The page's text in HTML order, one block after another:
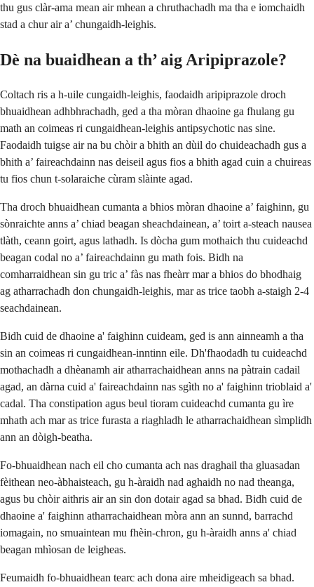
thu gus clàr-ama mean air mhean a chruthachadh ma tha e iomchaidh
stad a chur air a’ chungaidh-leighis.
Dè na buaidhean a th’ aig Aripiprazole?
Coltach ris a h-uile cungaidh-leighis, faodaidh aripiprazole droch
bhuaidhean adhbhrachadh, ged a tha mòran dhaoine ga fhulang gu
math an coimeas ri cungaidhean-leighis antipsychotic nas sine.
Faodaidh tuigse air na bu chòir a bhith an dùil do chuideachadh gus a
bhith a’ faireachdainn nas deiseil agus fios a bhith agad cuin a chuireas
tu fios chun t-solaraiche cùram slàinte agad.
Tha droch bhuaidhean cumanta a bhios mòran dhaoine a’ faighinn, gu
sònraichte anns a’ chiad beagan sheachdainean, a’ toirt a-steach nausea
tlàth, ceann goirt, agus lathadh. Is dòcha gum mothaich thu cuideachd
beagan codal no a’ faireachdainn gu math fois. Bidh na
comharraidhean sin gu tric a’ fàs nas fheàrr mar a bhios do bhodhaig
ag atharrachadh don chungaidh-leighis, mar as trice taobh a-staigh 2-4
seachdainean.
Bidh cuid de dhaoine a' faighinn cuideam, ged is ann ainneamh a tha
sin an coimeas ri cungaidhean-inntinn eile. Dh'fhaodadh tu cuideachd
mothachadh a dhèanamh air atharrachaidhean anns na pàtrain cadail
agad, an dàrna cuid a' faireachdainn nas sgìth no a' faighinn trioblaid a'
cadal. Tha constipation agus beul tioram cuideachd cumanta gu ìre
mhath ach mar as trice furasta a riaghladh le atharrachaidhean sìmplidh
ann an dòigh-beatha.
Fo-bhuaidhean nach eil cho cumanta ach nas draghail tha gluasadan
fèithean neo-àbhaisteach, gu h-àraidh nad aghaidh no nad theanga,
agus bu chòir aithris air an sin don dotair agad sa bhad. Bidh cuid de
dhaoine a' faighinn atharrachaidhean mòra ann an sunnd, barrachd
iomagain, no smuaintean mu fhèin-chron, gu h-àraidh anns a' chiad
beagan mhìosan de leigheas.
Feumaidh fo-bhuaidhean tearc ach dona aire mheidigeach sa bhad.